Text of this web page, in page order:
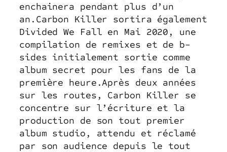
enchainera pendant plus d’un
an.Carbon Killer sortira également
Divided We Fall en Mai 2020, une
compilation de remixes et de b-
sides initialement sortie comme
album secret pour les fans de la
première heure.Après deux années
sur les routes, Carbon Killer se
concentre sur l’écriture et la
production de son tout premier
album studio, attendu et réclamé
par son audience depuis le tout